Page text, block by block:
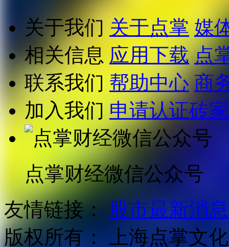
关于我们 关于点掌 媒
相关信息 应用下载 点
联系我们 帮助中心 商
加入我们 申请认证砖家
点掌财经微信公众号
友情链接：
股市最新消息
版权所有：
上海点掌文